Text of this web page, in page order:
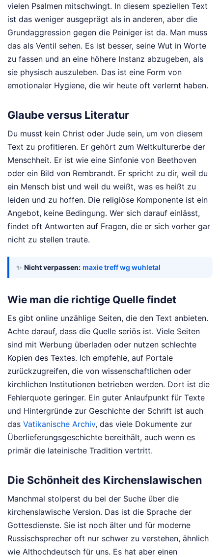
vielen Psalmen mitschwingt. In diesem speziellen Text
ist das weniger ausgeprägt als in anderen, aber die
Grundaggression gegen die Peiniger ist da. Man muss
das als Ventil sehen. Es ist besser, seine Wut in Worte
zu fassen und an eine höhere Instanz abzugeben, als
sie physisch auszuleben. Das ist eine Form von
emotionaler Hygiene, die wir heute oft verlernt haben.
Glaube versus Literatur
Du musst kein Christ oder Jude sein, um von diesem
Text zu profitieren. Er gehört zum Weltkulturerbe der
Menschheit. Er ist wie eine Sinfonie von Beethoven
oder ein Bild von Rembrandt. Er spricht zu dir, weil du
ein Mensch bist und weil du weißt, was es heißt zu
leiden und zu hoffen. Die religiöse Komponente ist ein
Angebot, keine Bedingung. Wer sich darauf einlässt,
findet oft Antworten auf Fragen, die er sich vorher gar
nicht zu stellen traute.
✨ Nicht verpassen: maxie treff wg wuhletal
Wie man die richtige Quelle findet
Es gibt online unzählige Seiten, die den Text anbieten.
Achte darauf, dass die Quelle seriös ist. Viele Seiten
sind mit Werbung überladen oder nutzen schlechte
Kopien des Textes. Ich empfehle, auf Portale
zurückzugreifen, die von wissenschaftlichen oder
kirchlichen Institutionen betrieben werden. Dort ist die
Fehlerquote geringer. Ein guter Anlaufpunkt für Texte
und Hintergründe zur Geschichte der Schrift ist auch
das Vatikanische Archiv, das viele Dokumente zur
Überlieferungsgeschichte bereithält, auch wenn es
primär die lateinische Tradition vertritt.
Die Schönheit des Kirchenslawischen
Manchmal stolperst du bei der Suche über die
kirchenslawische Version. Das ist die Sprache der
Gottesdienste. Sie ist noch älter und für moderne
Russischsprecher oft nur schwer zu verstehen, ähnlich
wie Althochdeutsch für uns. Es hat aber einen